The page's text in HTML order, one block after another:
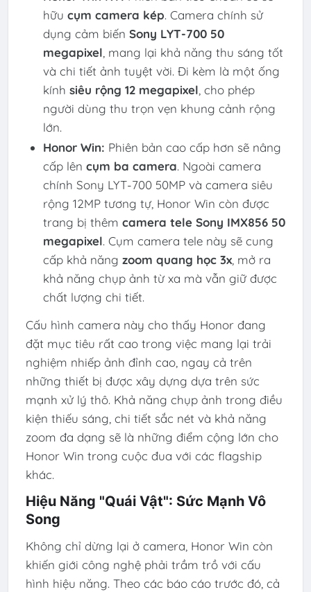
hữu cụm camera kép. Camera chính sử
dụng cảm biến Sony LYT-700 50
megapixel, mang lại khả năng thu sáng tốt
và chi tiết ảnh tuyệt vời. Đi kèm là một ống
kính siêu rộng 12 megapixel, cho phép
người dùng thu trọn vẹn khung cảnh rộng
lớn.
Honor Win: Phiên bản cao cấp hơn sẽ nâng
cấp lên cụm ba camera. Ngoài camera
chính Sony LYT-700 50MP và camera siêu
rộng 12MP tương tự, Honor Win còn được
trang bị thêm camera tele Sony IMX856 50
megapixel. Cụm camera tele này sẽ cung
cấp khả năng zoom quang học 3x, mở ra
khả năng chụp ảnh từ xa mà vẫn giữ được
chất lượng chi tiết.
Cấu hình camera này cho thấy Honor đang
đặt mục tiêu rất cao trong việc mang lại trải
nghiệm nhiếp ảnh đỉnh cao, ngay cả trên
những thiết bị được xây dựng dựa trên sức
mạnh xử lý thô. Khả năng chụp ảnh trong điều
kiện thiếu sáng, chi tiết sắc nét và khả năng
zoom đa dạng sẽ là những điểm cộng lớn cho
Honor Win trong cuộc đua với các flagship
khác.
Hiệu Năng "Quái Vật": Sức Mạnh Vô
Song
Không chỉ dừng lại ở camera, Honor Win còn
khiến giới công nghệ phải trầm trồ với cấu
hình hiệu năng. Theo các báo cáo trước đó, cả